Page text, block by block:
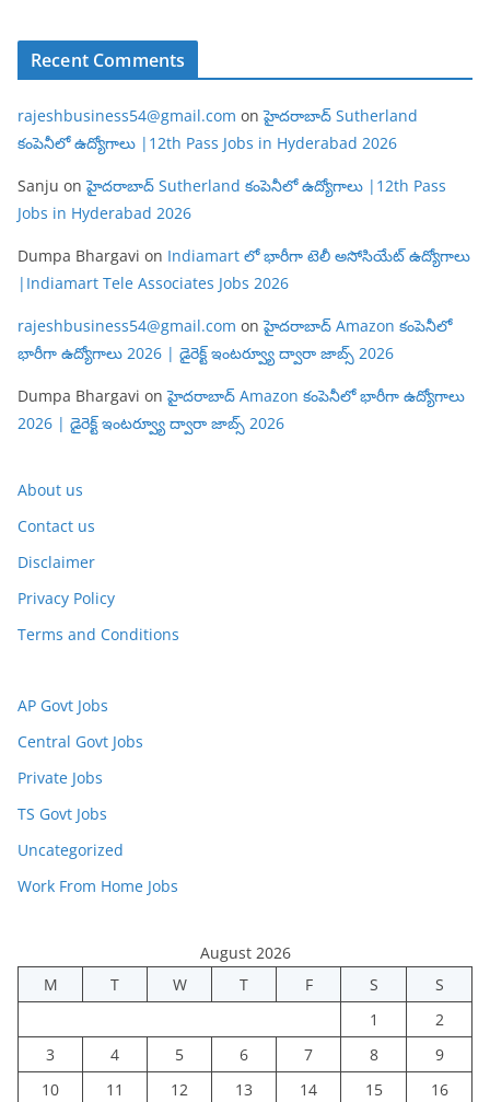
Recent Comments
rajeshbusiness54@gmail.com onహైదరాబాద్ Sutherland
కంపెనీలో ఉద్యోగాలు |12th Pass Jobs in Hyderabad 2026
Sanju onహైదరాబాద్ Sutherland కంపెనీలో ఉద్యోగాలు |12th Pass
Jobs in Hyderabad 2026
Dumpa Bhargavi on Indiamart లో భారీగా టెలీ అసోసియేట్ ఉద్యోగాలు
|Indiamart Tele Associates Jobs 2026
rajeshbusiness54@gmail.com onహైదరాబాద్ Amazon కంపెనీలో
భారీగా ఉద్యోగాలు 2026 | డైరెక్ట్ ఇంటర్వ్యూ ద్వారా జాబ్స్ 2026
Dumpa Bhargavi onహైదరాబాద్ Amazon కంపెనీలో భారీగా ఉద్యోగాలు
2026 | డైరెక్ట్ ఇంటర్వ్యూ ద్వారా జాబ్స్ 2026
About us
Contact us
Disclaimer
Privacy Policy
Terms and Conditions
AP Govt Jobs
Central Govt Jobs
Private Jobs
TS Govt Jobs
Uncategorized
Work From Home Jobs
August 2026
M
T W T F S
S
1
2
3
4 5 6 7 8
9
10
11 12 13 14 15 16